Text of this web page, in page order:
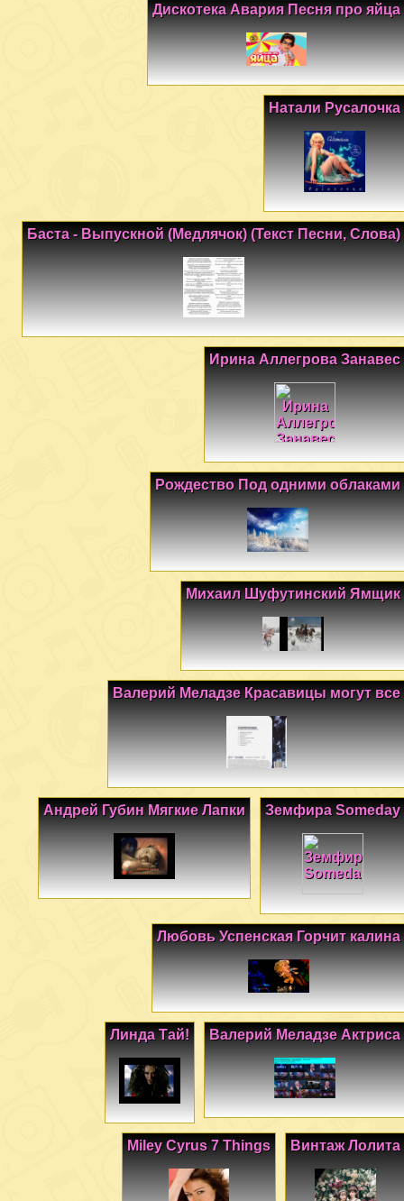
Дискотека Авария Песня про яйца
Натали Русалочка
Баста - Выпускной (Медлячок) (Текст Песни, Слова)
Ирина Аллегрова Занавес
Рождество Под одними облаками
Михаил Шуфутинский Ямщик
Валерий Меладзе Красавицы могут все
Земфира Someday
Андрей Губин Мягкие Лапки
Любовь Успенская Горчит калина
Валерий Меладзе Актриса
Линда Тай!
Винтаж Лолита
Miley Cyrus 7 Things